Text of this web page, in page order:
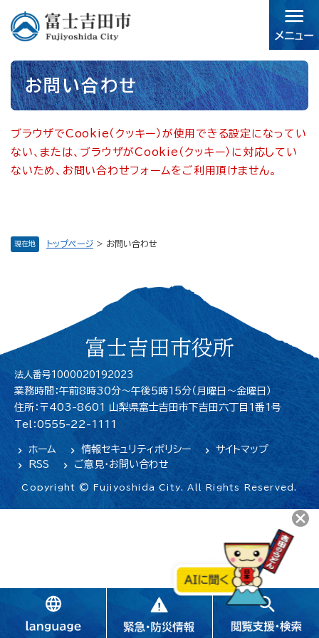
す。
現在地 トップページ > お問い合わせ
本
文 お問い合わせ
ブラウザでCookie（クッキー）が使用できる設定になってい
ない、または、ブラウザがCookie（クッキー）に対応してい
ないため、お問い合わせフォームをご利用頂けません。
富士吉田市役所
法人番号1000020192023
業務時間：午前8時30分～午後5時15分（月曜日〜金曜日）
住所：〒403-8601 山梨県富士吉田市下吉田六丁目1番1号
Tel：0555-22-1111
ホーム 情報セキュリティポリシー
サイトマップ
RSS
ご意見・お問い合わせ
Copyright © Fujiyoshida City. All Rights Reserved.